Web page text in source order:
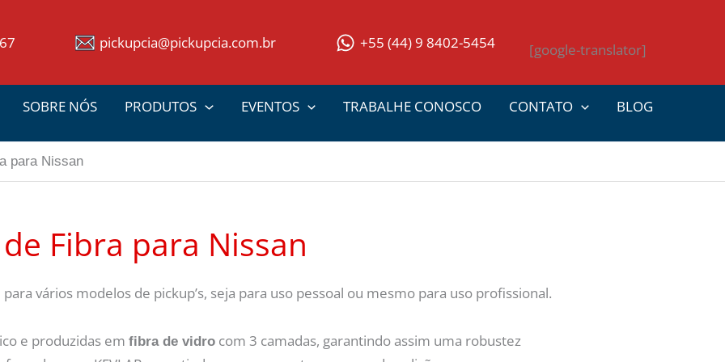
pickupcia@pickupcia.com.br +55 (44) 9 8402-5454 [google-translator]
SOBRE NÓS PRODUTOS EVENTOS TRABALHE CONOSCO CONTATO BLOG
para Nissan
Fibra para Nissan
vários modelos de pickup’s, seja para uso pessoal ou mesmo para uso profissional.
e produzidas em fibra de vidro com 3 camadas, garantindo assim uma robustez